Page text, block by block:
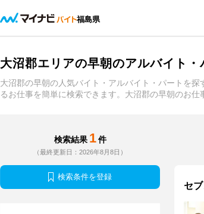
福島県
大沼郡エリアの早朝のアルバイト
大沼郡の早朝の人気バイト・アルバイト・パートを
るお仕事を簡単に検索できます。大沼郡の早朝のお仕
検索結果 1 件
（最終更新日：2026年8月8日）
検索条件を登録
セ